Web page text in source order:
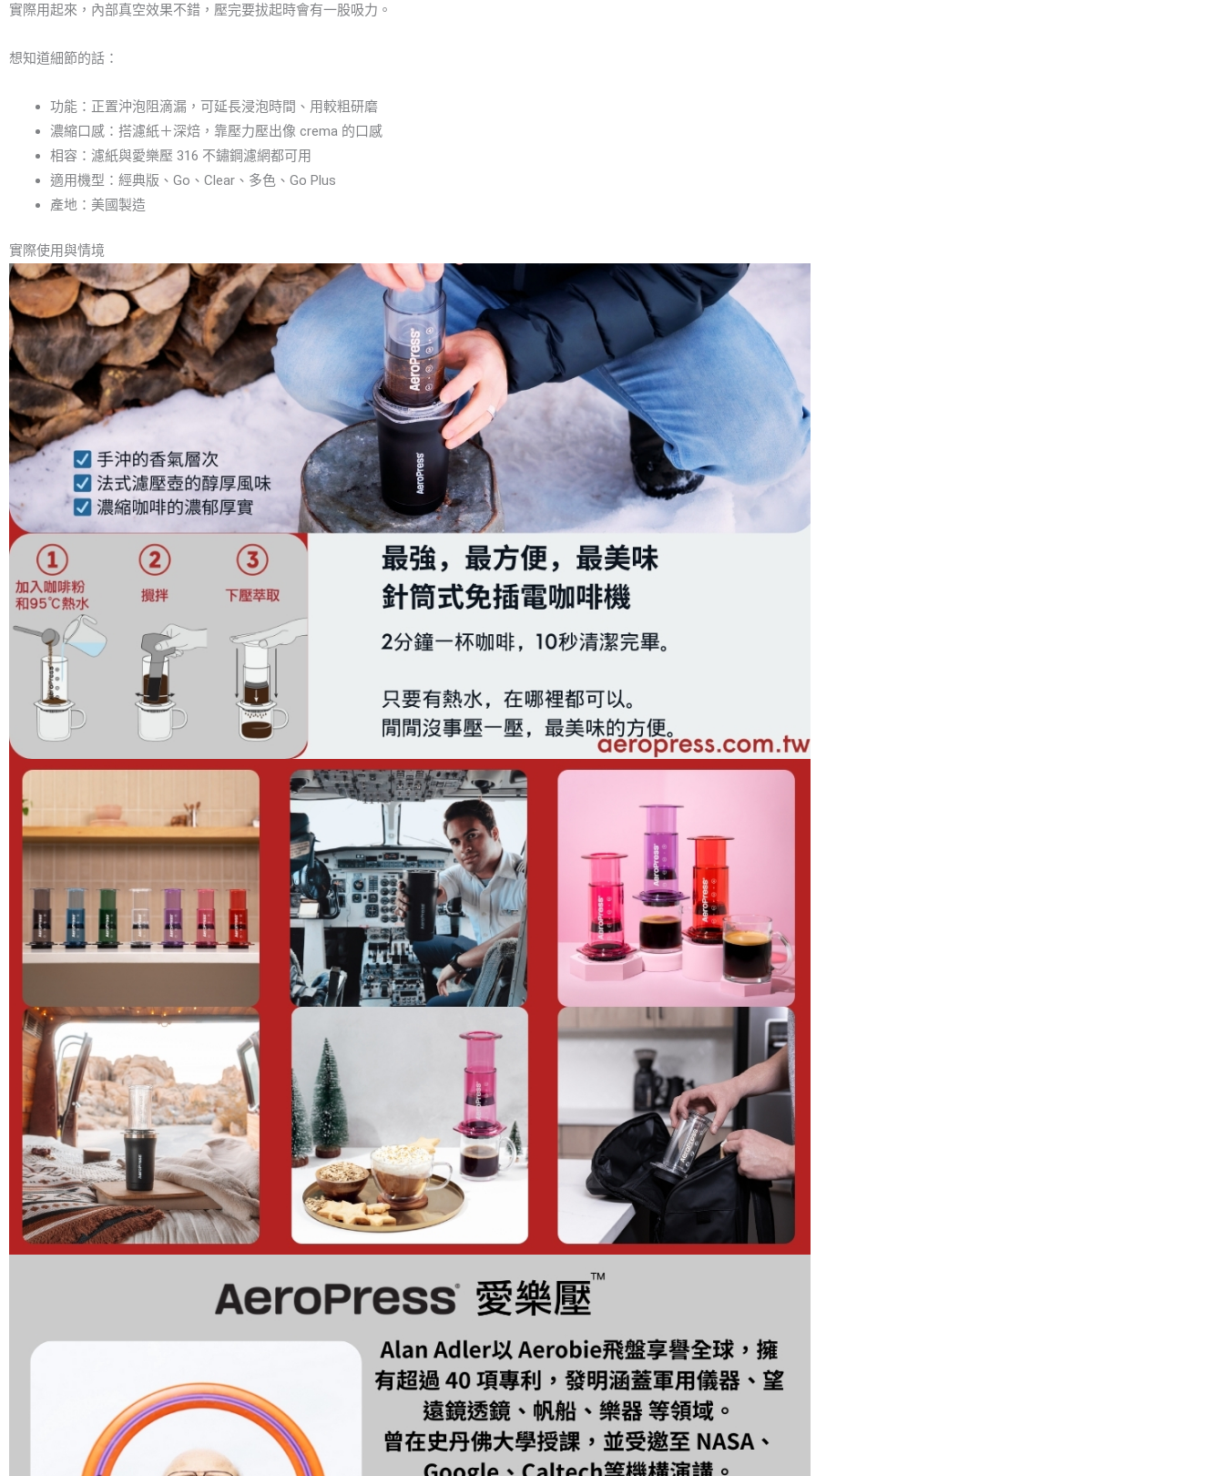
實際用起來，內部真空效果不錯，壓完要拔起時會有一股吸力。
想知道細節的話：
功能：正置沖泡阻滴漏，可延長浸泡時間、用較粗研磨
濃縮口感：搭濾紙＋深焙，靠壓力壓出像 crema 的口感
相容：濾紙與愛樂壓 316 不鏽鋼濾網都可用
適用機型：經典版、Go、Clear、多色、Go Plus
產地：美國製造
實際使用與情境